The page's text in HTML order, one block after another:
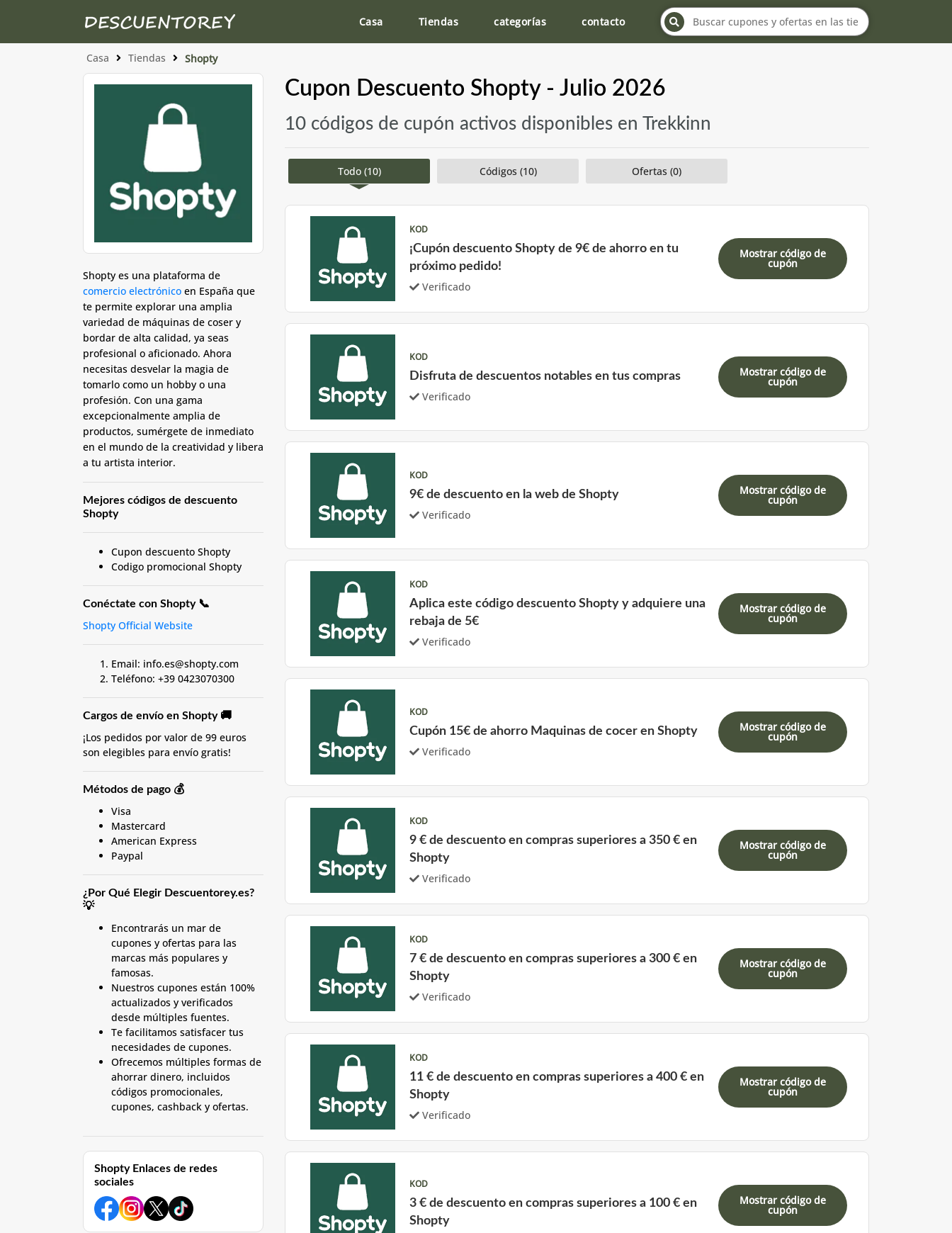
Casa Tiendas categorías contacto
Casa Tiendas Shopty
Cupon Descuento Shopty - Julio 2026
10 códigos de cupón activos disponibles en Trekkinn
Todo (10) Códigos (10) Ofertas (0)
KOD
¡Cupón descuento Shopty de 9€ de ahorro en tu
próximo pedido!
Verificado
Mostrar código de
cupón
KOD
Disfruta de descuentos notables en tus compras
Verificado
Mostrar código de
cupón
KOD
9€ de descuento en la web de Shopty
Verificado
Mostrar código de
cupón
KOD
Aplica este código descuento Shopty y adquiere una
rebaja de 5€
Verificado
Mostrar código de
cupón
KOD
Cupón 15€ de ahorro Maquinas de cocer en Shopty
Verificado
Mostrar código de
cupón
KOD
9 € de descuento en compras superiores a 350 € en
Shopty
Verificado
Mostrar código de
cupón
KOD
7 € de descuento en compras superiores a 300 € en
Shopty
Verificado
Mostrar código de
cupón
KOD
11 € de descuento en compras superiores a 400 € en
Shopty
Verificado
Mostrar código de
cupón
KOD
3 € de descuento en compras superiores a 100 € en
Shopty
Mostrar código de
cupón
Shopty es una plataforma de
comercio electrónico en España que
te permite explorar una amplia
variedad de máquinas de coser y
bordar de alta calidad, ya seas
profesional o aficionado. Ahora
necesitas desvelar la magia de
tomarlo como un hobby o una
profesión. Con una gama
excepcionalmente amplia de
productos, sumérgete de inmediato
en el mundo de la creatividad y libera
a tu artista interior.
Mejores códigos de descuento
Shopty
Cupon descuento Shopty
Codigo promocional Shopty
Conéctate con Shopty 📞
Shopty Official Website
Email: info.es@shopty.com
Teléfono: +39 0423070300
Cargos de envío en Shopty 🚚
¡Los pedidos por valor de 99 euros
son elegibles para envío gratis!
Métodos de pago 💰
Visa
Mastercard
American Express
Paypal
¿Por Qué Elegir Descuentorey.es?
💡
Encontrarás un mar de
cupones y ofertas para las
marcas más populares y
famosas.
Nuestros cupones están 100%
actualizados y verificados
desde múltiples fuentes.
Te facilitamos satisfacer tus
necesidades de cupones.
Ofrecemos múltiples formas de
ahorrar dinero, incluidos
códigos promocionales,
cupones, cashback y ofertas.
Shopty Enlaces de redes
sociales